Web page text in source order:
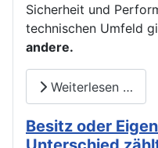
Sicherheit und
technischen Umfeld
andere.
Weiterlesen …
Besitz oder